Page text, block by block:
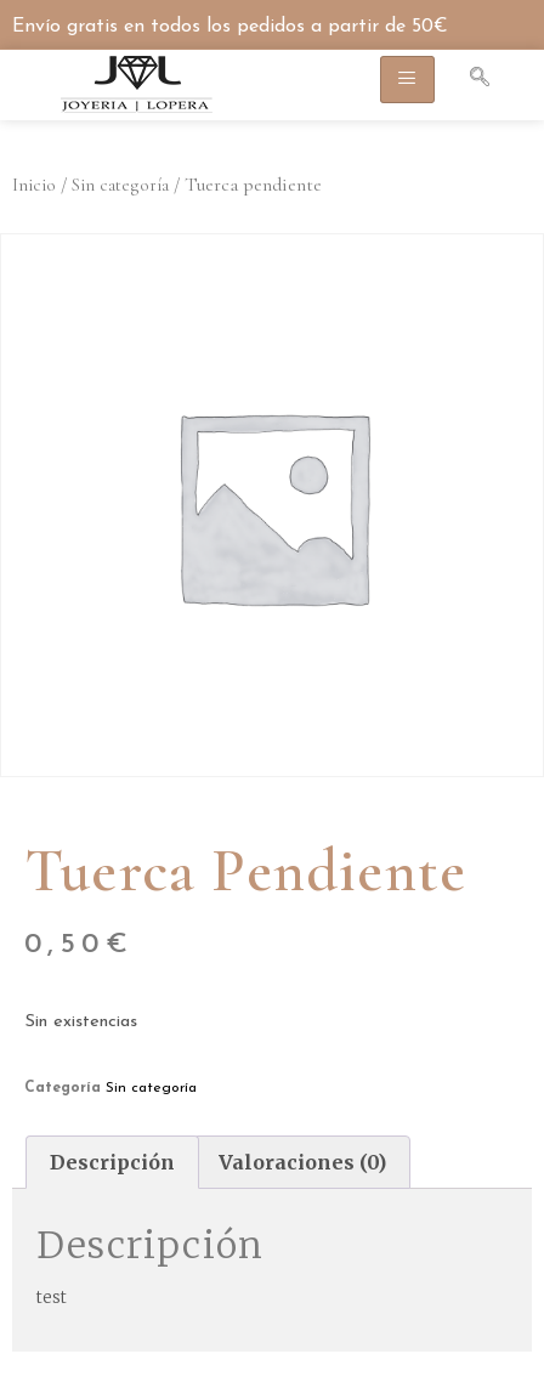
Envío gratis en todos los pedidos a partir de 50€
Inicio / Sin categoría / Tuerca pendiente
Tuerca Pendiente
0,50 €
Sin existencias
Categoría Sin categoría
Descripción Valoraciones (0)
Descripción
test